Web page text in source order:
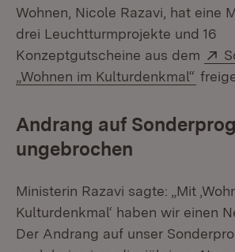
Wohnen, Nicole Razavi, hat eine
drei Leuchtturmprojekte und 16
Konzeptgutscheine aus dem
„Wohnen im Kulturdenkmal“
Andrang auf
ungebrochen
Ministerin Razavi sagte: „Mit
Kulturdenkmal‘ haben wir einen
Der Andrang auf unser